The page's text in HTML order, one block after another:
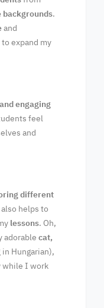
backgrounds.
and
expand my
engaging
feel
and
different
helps to
lessons. Oh,
adorable cat,
in Hungarian),
while I work